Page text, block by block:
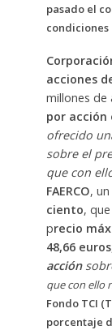
pasado el
condiciones
acciones
millones de
por acción
ofrecido
sobre el
que con
FAERCO, un
ciento,
precio
48,66 euros
acción
que con ello
Fondo TCI
porcentaje